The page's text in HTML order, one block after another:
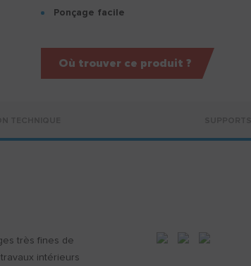
Ponçage facile
Où trouver ce produit ?
très fines de
intérieurs